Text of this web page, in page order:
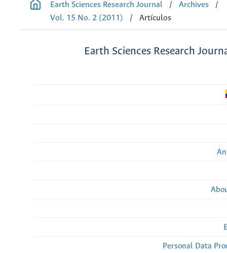
Earth Sciences Research Journal
/ Archives
/
Vol. 15 No. 2 (2011)
/ Artículos
Earth Sciences Research
Personal Data